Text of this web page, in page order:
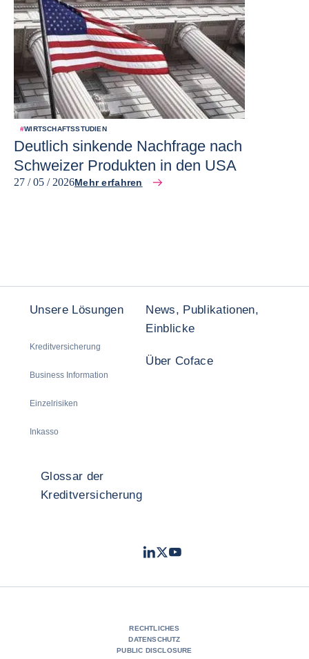
#WIRTSCHAFTSSTUDIEN
Deutlich sinkende Nachfrage nach
Schweizer Produkten in den USA
27 / 05 / 2026Mehr erfahren
Unsere Lösungen
Kreditversicherung
Business Information
Einzelrisiken
Inkasso
News, Publikationen,
Einblicke
Über Coface
Glossar der
Kreditversicherung
LinkedIn
TwitterYoutube
RECHTLICHES
DATENSCHUTZ
PUBLIC DISCLOSURE